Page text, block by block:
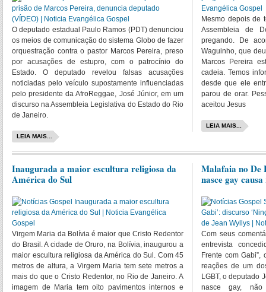
O deputado estadual Paulo Ramos (PDT) denunciou
os meios de comunicação do sistema Globo de fazer
orquestração contra o pastor Marcos Pereira, preso
por acusações de estupro, com o patrocínio do
Estado. O deputado revelou falsas acusações
noticiadas pelo veículo supostamente influenciadas
pelo presidente da AfroReggae, José Júnior, em um
discurso na Assembleia Legislativa do Estado do Rio
de Janeiro.
LEIA MAIS...
Mesmo depois de
Assembleia de
pregando. De
Waguinho, que
Marcos Pereira
cadeia. Temos
desde que ele
parou de orar.
aceitou Jesus
LEIA MAIS...
Inaugurada a maior escultura religiosa da
América do Sul
Virgem Maria da Bolívia é maior que Cristo Redentor
do Brasil. A cidade de Oruro, na Bolívia, inaugurou a
maior escultura religiosa da América do Sul. Com 45
metros de altura, a Virgem Maria tem sete metros a
mais do que o Cristo Redentor, no Rio de Janeiro. A
imagem de Maria tem oito pavimentos internos e
Malafaia no De
nasce gay
Com seus
entrevista
Frente com
reações de um
LGBT, o deputado
nasce gay, não